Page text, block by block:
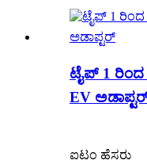
ಟೈಪ್ 1 ರಿಂದ
EV
ಐಟಂ ಹೆಸರು